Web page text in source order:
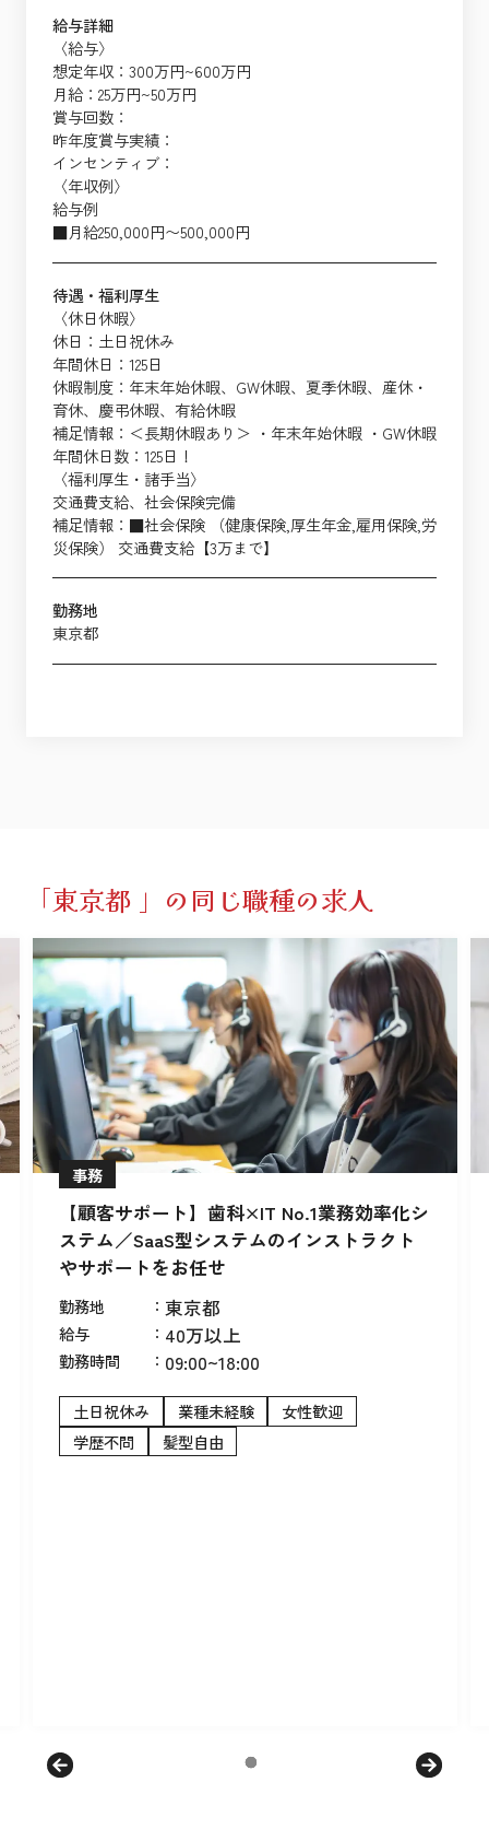
給与詳細
〈給与〉
想定年収：300万円~600万円
月給：25万円~50万円
賞与回数：
昨年度賞与実績：
インセンティブ：
〈年収例〉
給与例
■月給250,000円〜500,000円
待遇・福利厚生
〈休日休暇〉
休日：土日祝休み
年間休日：125日
休暇制度：年末年始休暇、GW休暇、夏季休暇、産休・
育休、慶弔休暇、有給休暇
補足情報：＜長期休暇あり＞ ・年末年始休暇 ・GW休暇
年間休日数：125日！
〈福利厚生・諸手当〉
交通費支給、社会保険完備
補足情報：■社会保険 （健康保険,厚生年金,雇用保険,労
災保険） 交通費支給【3万まで】
勤務地
東京都
「東京都 」の同じ職種の求人
事務
【顧客サポート】歯科×IT No.1業務効率化シ
ステム／SaaS型システムのインストラクト
やサポートをお任せ
勤務地 ： 東京都
給与 ： 40万以上
勤務時間 ： 09:00~18:00
土日祝休み 業種未経験
女性歓迎
学歴不問
髪型自由